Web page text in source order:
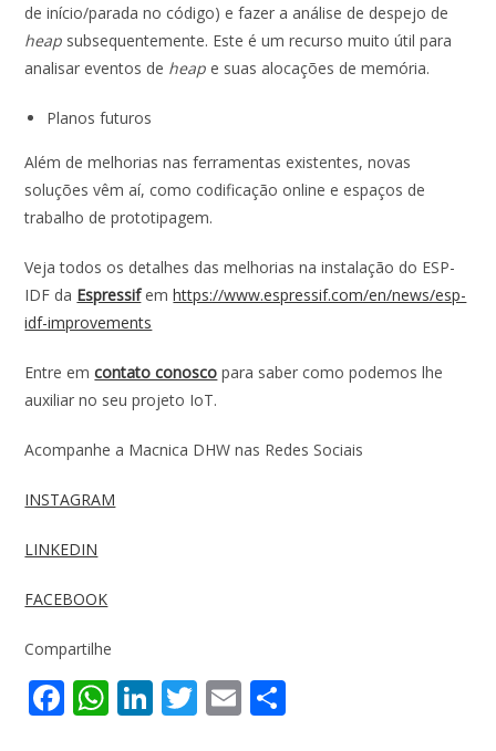
de início/parada no código) e fazer a análise de despejo de
heap subsequentemente. Este é um recurso muito útil para
analisar eventos de heap e suas alocações de memória.
Planos futuros
Além de melhorias nas ferramentas existentes, novas
soluções vêm aí, como codificação online e espaços de
trabalho de prototipagem.
Veja todos os detalhes das melhorias na instalação do ESP-
IDF da Espressifemhttps://www.espressif.com/en/news/esp-
idf-improvements
Entre emcontato conosco para saber como podemos lhe
auxiliar no seu projeto IoT.
Acompanhe a Macnica DHW nas Redes Sociais
INSTAGRAM
LINKEDIN
FACEBOOK
Compartilhe
F W Li T E